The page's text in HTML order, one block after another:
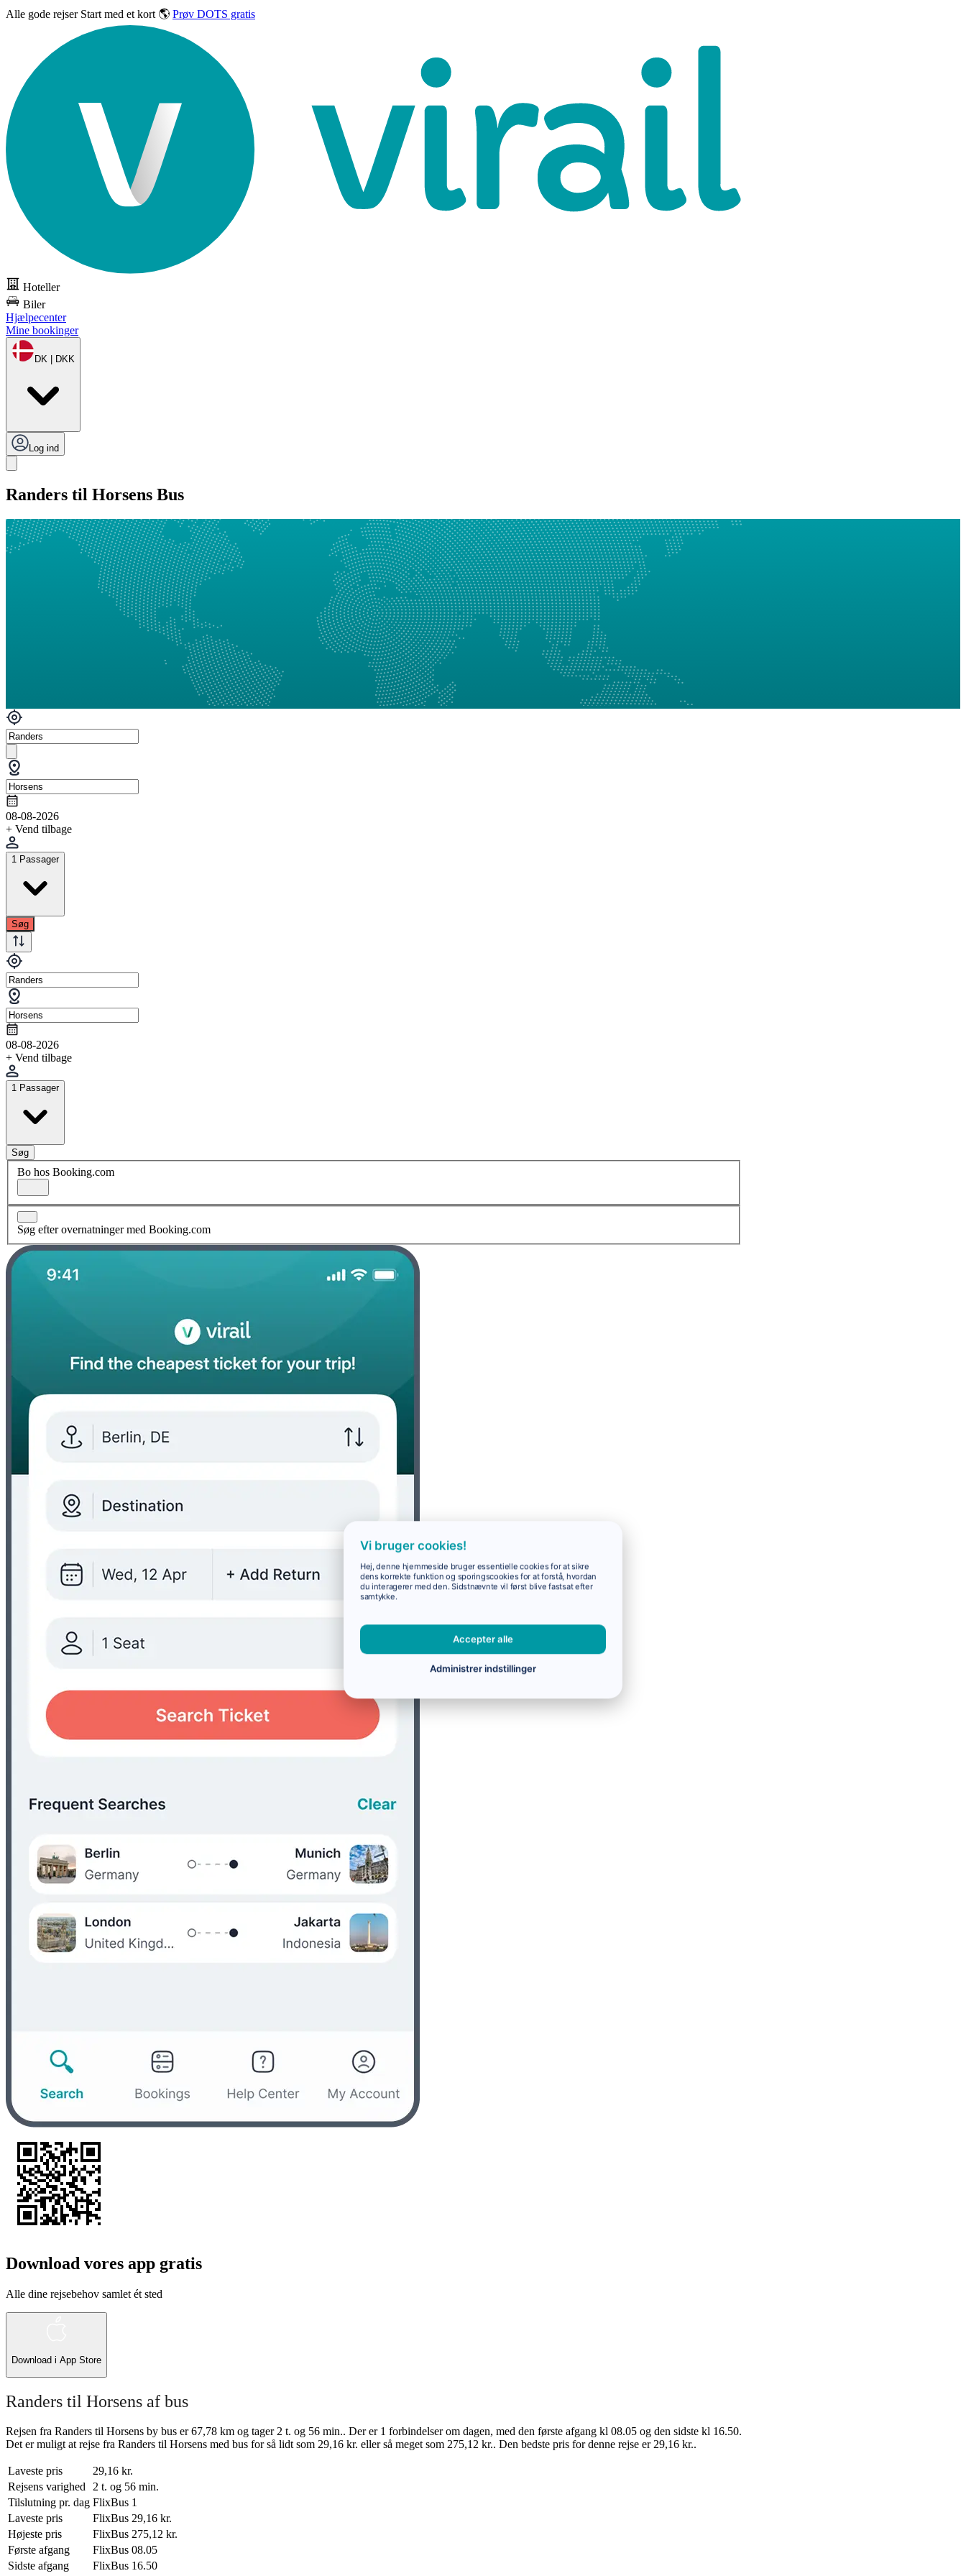
Alle gode rejser Start med et kort 🌎 Prøv DOTS gratis
Hoteller
Biler
Hjælpecenter
Mine bookinger
DK | DKK
Log ind
Randers til Horsens Bus
08-08-2026
+ Vend tilbage
1 Passager
Søg
08-08-2026
+ Vend tilbage
1 Passager
Søg
Bo hos Booking.com
Søg efter overnatninger med Booking.com
Download vores app gratis
Alle dine rejsebehov samlet ét sted
Download i App Store
Randers til Horsens af bus
Rejsen fra Randers til Horsens by bus er 67,78 km og tager 2 t. og 56 min.. Der er 1 forbindelser om dagen, med den første afgang kl 08.05 og den sidste kl 16.50.
Det er muligt at rejse fra Randers til Horsens med bus for så lidt som 29,16 kr. eller så meget som 275,12 kr.. Den bedste pris for denne rejse er 29,16 kr..
Laveste pris
29,16 kr.
Rejsens varighed 2 t. og 56 min.
Tilslutning pr. dag FlixBus 1
Laveste pris
FlixBus 29,16 kr.
Højeste pris
FlixBus 275,12 kr.
Første afgang
FlixBus 08.05
Sidste afgang
FlixBus 16.50
Vi bruger cookies!
Hej, denne hjemmeside bruger essentielle cookies for at sikre
dens korrekte funktion og sporingscookies for at forstå, hvordan
du interagerer med den. Sidstnævnte vil først blive fastsat efter
samtykke.
Accepter alle
Administrer indstillinger